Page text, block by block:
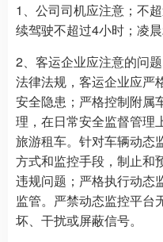
1、公司司机应注意；不
续驾驶不超过4小时；凌
2、客运企业应注意的问
法律法规，客运企业应严
安全隐患；严格控制附属
理，在日常安全监督管理
旅游租车。针对车辆动态
方式和监控手段，制止和
违规问题；严格执行动态
监管。严禁动态监控平台
坏、干扰或屏蔽信号。